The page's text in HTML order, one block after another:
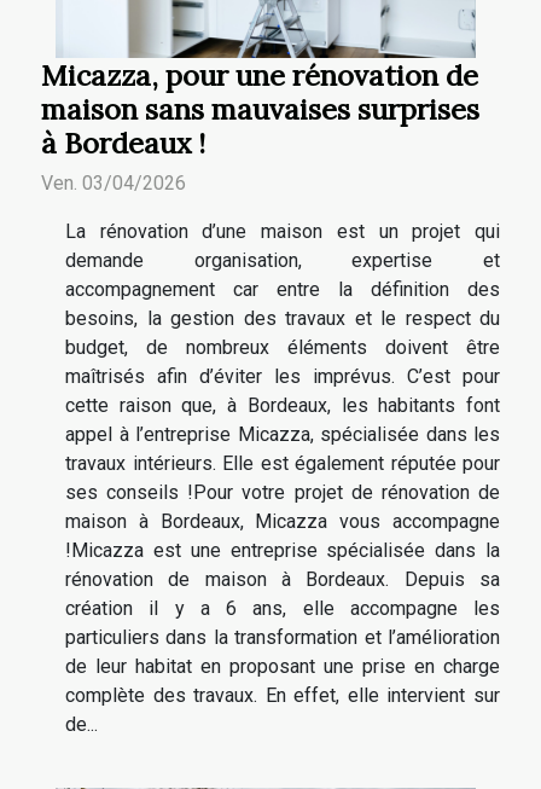
Micazza, pour une rénovation de
maison sans mauvaises surprises
à Bordeaux !
Ven. 03/04/2026
La rénovation d’une maison est un projet qui
demande organisation, expertise et
accompagnement car entre la définition des
besoins, la gestion des travaux et le respect du
budget, de nombreux éléments doivent être
maîtrisés afin d’éviter les imprévus. C’est pour
cette raison que, à Bordeaux, les habitants font
appel à l’entreprise Micazza, spécialisée dans les
travaux intérieurs. Elle est également réputée pour
ses conseils !Pour votre projet de rénovation de
maison à Bordeaux, Micazza vous accompagne
!Micazza est une entreprise spécialisée dans la
rénovation de maison à Bordeaux. Depuis sa
création il y a 6 ans, elle accompagne les
particuliers dans la transformation et l’amélioration
de leur habitat en proposant une prise en charge
complète des travaux. En effet, elle intervient sur
de...